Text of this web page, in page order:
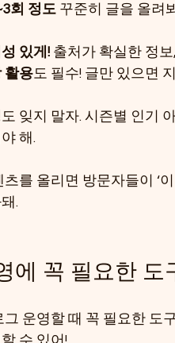
회 정도 꾸준히 글을 올려
있게! 출처가 확실한 정
활용도 필수! 글만 있으면
도 잊지 말자. 시즌별 인기
해.
를 올리면 방문자들이 ‘
.
에 꼭 필요한 도
운영할 때 꼭 필요한 도
수 있어!